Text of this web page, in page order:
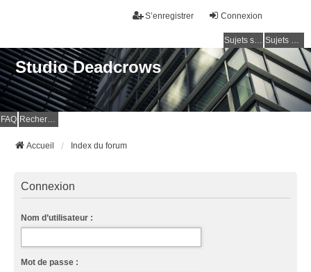
Connexion
S’enregistrer
Sujets sans réponse Sujets actifs
Studio Deadcrows
FAQ Rechercher
Accueil Index du forum
Connexion
Nom d’utilisateur :
Mot de passe :